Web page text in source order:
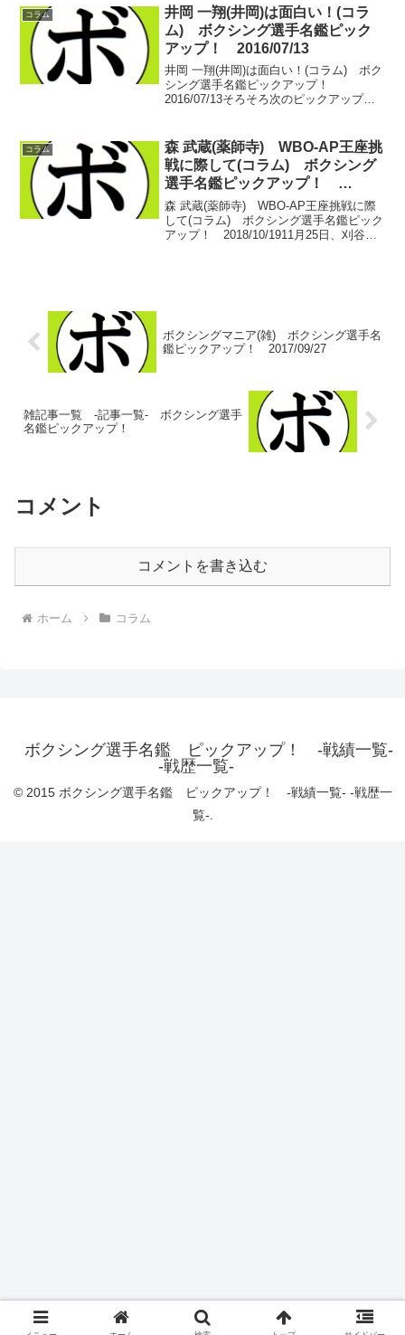
は、僕がこの耳で聞いた、数々のマニア
たちの...
コラム
井岡 一翔(井岡)は面白い！(コラ
ム) ボクシング選手名鑑ピック
アップ！ 2016/07/13
井岡 一翔(井岡)は面白い！(コラム) ボク
シング選手名鑑ピックアップ！
2016/07/13そろそろ次のピックアップに
て少し…。井岡 一翔(井岡)がなにかにつ
けて批判...
コラム
森 武蔵(薬師寺) WBO-AP王座挑
戦に際して(コラム) ボクシング
選手名鑑ピックアップ！
2018/10/19
森 武蔵(薬師寺) WBO-AP王座挑戦に際
して(コラム) ボクシング選手名鑑ピック
アップ！ 2018/10/1911月25日、刈谷あ
ボクシングマニア(雑) ボクシング選手名
鑑ピックアップ！ 2017/09/27
雑記事一覧 -記事一覧- ボクシング選手
名鑑ピックアップ！
コメント
コメントを書き込む
ホーム コラム
ボクシング選手名鑑 ピックアップ！ -戦績一覧-
-戦歴一覧-
© 2015 ボクシング選手名鑑 ピックアップ！ -戦績一覧- -戦歴一
覧-.